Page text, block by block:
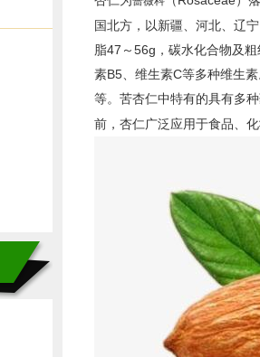
国北方，以新疆、河北、辽
脂47～56g，碳水化合物及
素B5、维生素C等多种维生
等。苦杏仁中特有的具有多
前，杏仁广泛应用于食品、化